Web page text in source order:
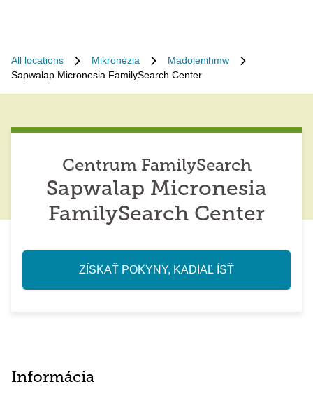
All locations Mikronézia
Madolenihmw
Sapwalap Micronesia FamilySearch Center
Centrum FamilySearch
Sapwalap Micronesia
FamilySearch Center
ZÍSKAŤ POKYNY, KADIAĽ ÍSŤ
Informácia